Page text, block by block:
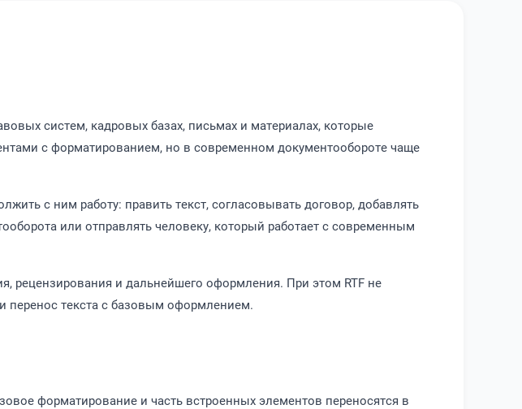
систем, кадровых базах, письмах и материалах, которые
с форматированием, но в современном документообороте чаще
с ним работу: править текст, согласовывать договор, добавлять
или отправлять человеку, который работает с современным
рецензирования и дальнейшего оформления. При этом RTF не
перенос текста с базовым оформлением.
форматирование и часть встроенных элементов переносятся в